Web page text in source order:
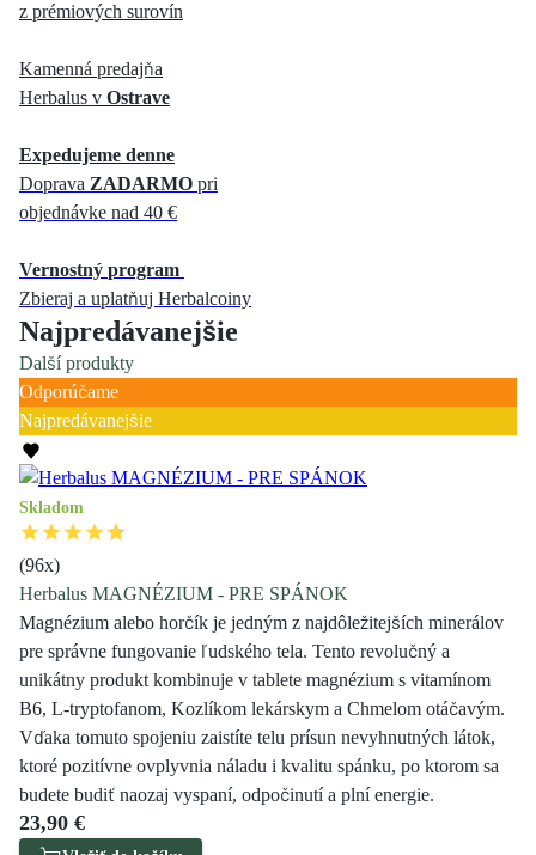
z prémiových surovín
Kamenná predajňa
Herbalus v Ostrave
Expedujeme denne
Doprava ZADARMO pri
objednávke nad 40 €
Vernostný program
Zbieraj a uplatňuj Herbalcoiny
Najpredávanejšie
Další produkty
Odporúčame
Najpredávanejšie
Skladom
(96x)
Herbalus MAGNÉZIUM - PRE SPÁNOK
Magnézium alebo horčík je jedným z najdôležitejších minerálov
pre správne fungovanie ľudského tela. Tento revolučný a
unikátny produkt kombinuje v tablete magnézium s vitamínom
B6, L-tryptofanom, Kozlíkom lekárskym a Chmelom otáčavým.
Vďaka tomuto spojeniu zaistíte telu prísun nevyhnutných látok,
ktoré pozitívne ovplyvnia náladu i kvalitu spánku, po ktorom sa
budete budiť naozaj vyspaní, odpočinutí a plní energie.
23,90 €